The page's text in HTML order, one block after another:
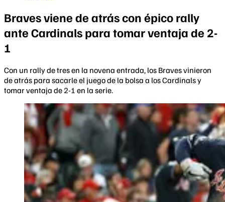
Braves viene de atrás con épico rally
ante Cardinals para tomar ventaja de 2-
1
Con un rally de tres en la novena entrada, los Braves vinieron
de atrás para sacarle el juego de la bolsa a los Cardinals y
tomar ventaja de 2-1 en la serie.